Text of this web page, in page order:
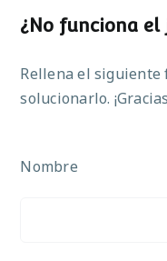
¿No funciona el
Rellena el siguiente
solucionarlo.
Nombre